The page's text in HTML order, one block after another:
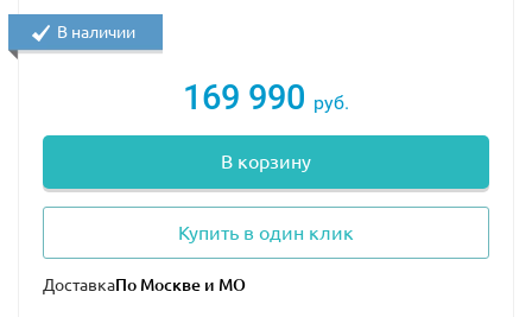
169 990 руб.
В корзину
Купить в один клик
Доставка
В наличии